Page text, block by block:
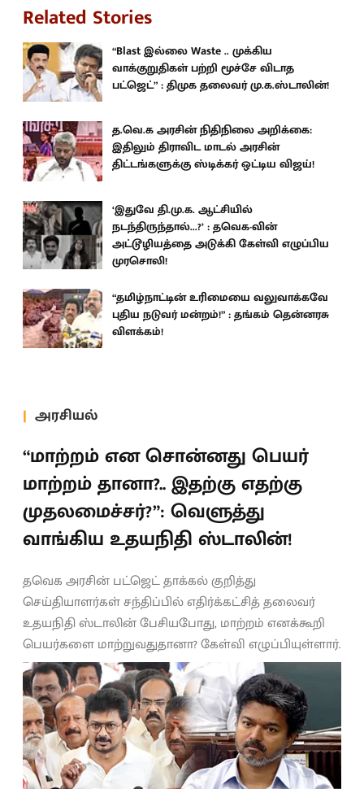
Related Stories
“Blast இல்லை Waste .. முக்கிய
வாக்குறுதிகள் பற்றி மூச்சே விடாத
பட்ஜெட்” : திமுக தலைவர் மு.க.ஸ்டாலின்!
த.வெ.க அரசின் நிதிநிலை அறிக்கை:
இதிலும் திராவிட மாடல் அரசின்
திட்டங்களுக்கு ஸ்டிக்கர் ஒட்டிய விஜய்!
‘இதுவே தி.மு.க. ஆட்சியில்
நடந்திருந்தால்...?’ : தவெக-வின்
அட்டூழியத்தை அடுக்கி கேள்வி எழுப்பிய
முரசொலி!
“தமிழ்நாட்டின் உரிமையை வலுவாக்கவே
புதிய நடுவர் மன்றம்!” : தங்கம் தென்னரசு
விளக்கம்!
அரசியல்
“மாற்றம் என சொன்னது பெயர்
மாற்றம் தானா?.. இதற்கு எதற்கு
முதலமைச்சர்?”: வெளுத்து
வாங்கிய உதயநிதி ஸ்டாலின்!
தவெக அரசின் பட்ஜெட் தாக்கல் குறித்து
செய்தியாளர்கள் சந்திப்பில் எதிர்க்கட்சித் தலைவர்
உதயநிதி ஸ்டாலின் பேசியபோது, மாற்றம் எனக்கூறி
பெயர்களை மாற்றுவதுதானா? கேள்வி எழுப்பியுள்ளார்.